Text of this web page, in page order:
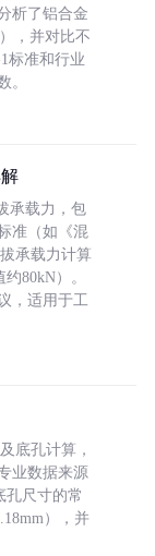
析了铝合金
，并对比不
标准和行业
。
承载力，包
准（如《混
承载力计算
80kN）。
，适用于工
底孔计算，
业数据来源
孔尺寸的常
），并